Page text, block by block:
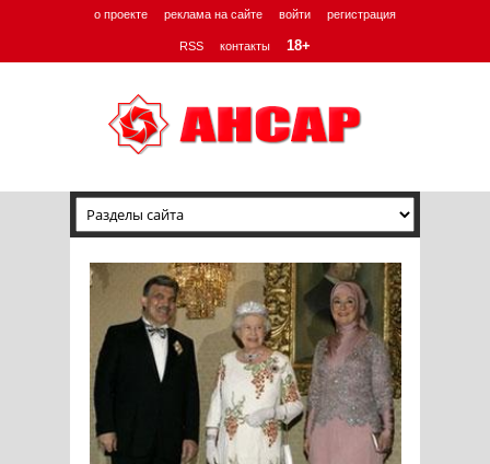
о проекте реклама на сайте войти регистрация
RSS контакты 18+